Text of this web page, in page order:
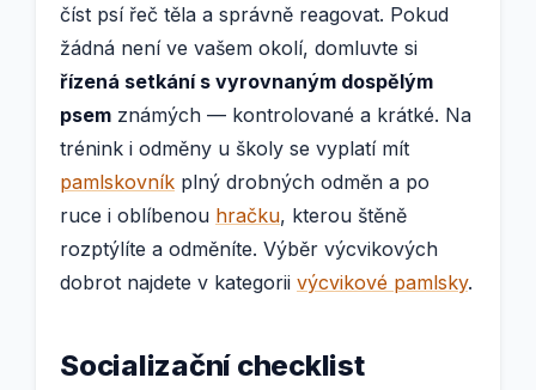
číst psí řeč těla a správně reagovat. Pokud
žádná není ve vašem okolí, domluvte si
řízená setkání s vyrovnaným dospělým
psem známých — kontrolované a krátké. Na
trénink i odměny u školy se vyplatí mít
pamlskovník plný drobných odměn a po
ruce i oblíbenou hračku, kterou štěně
rozptýlíte a odměníte. Výběr výcvikových
dobrot najdete v kategorii výcvikové pamlsky.
Socializační checklist